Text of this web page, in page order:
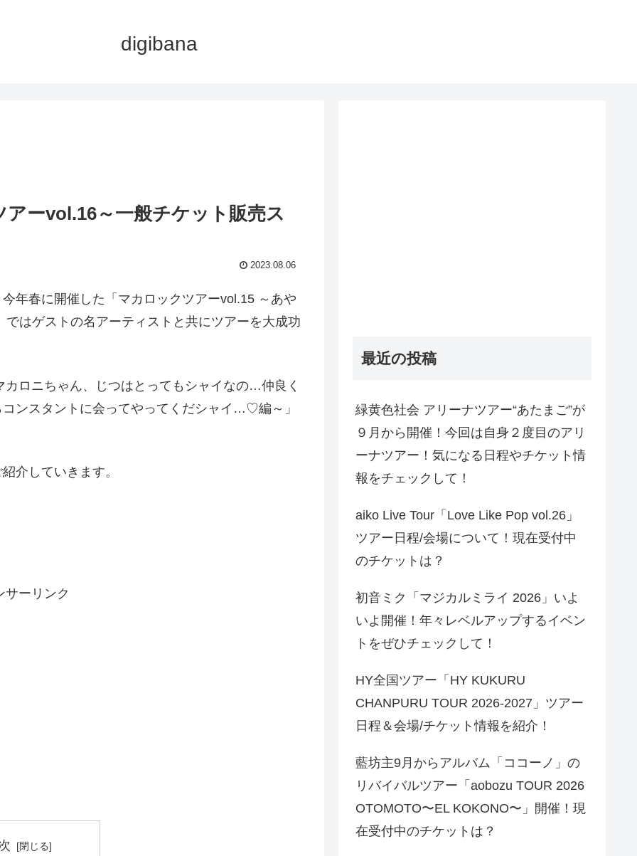
digibana
ーvol.16～一般チケット販売ス
2023.08.06
年春に開催した「マカロックツアーvol.15 ～あや
はゲストの名アーティストと共にツアーを大成功
ロニちゃん、じつはとってもシャイなの…仲良く
ンスタントに会ってやってくだシャイ…♡編～」
介していきます。
サーリンク
最近の投稿
緑黄色社会 アリーナツアー“あたまご”が
９月から開催！今回は自身２度目のアリ
ーナツアー！気になる日程やチケット情
報をチェックして！
aiko Live Tour「Love Like Pop vol.26」
ツアー日程/会場について！現在受付中
のチケットは？
初音ミク「マジカルミライ 2026」いよ
いよ開催！年々レベルアップするイベン
トをぜひチェックして！
HY全国ツアー「HY KUKURU
CHANPURU TOUR 2026-2027」ツアー
日程＆会場/チケット情報を紹介！
藍坊主9月からアルバム「ココーノ」の
リバイバルツアー「aobozu TOUR 2026
OTOMOTO〜EL KOKONO〜」開催！現
在受付中のチケットは？